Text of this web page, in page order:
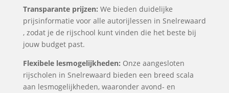
Transparante prijzen: We bieden duidelijke
prijsinformatie voor alle autorijlessen in Snelrewaard
, zodat je de rijschool kunt vinden die het beste bij
jouw budget past.
Flexibele lesmogelijkheden: Onze aangesloten
rijscholen in Snelrewaard bieden een breed scala
aan lesmogelijkheden, waaronder avond- en